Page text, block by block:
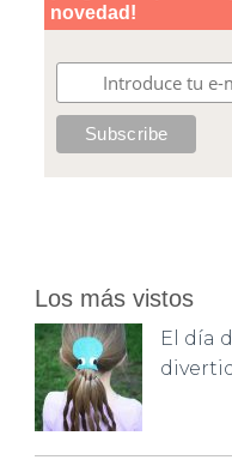
Los más vistos
El día